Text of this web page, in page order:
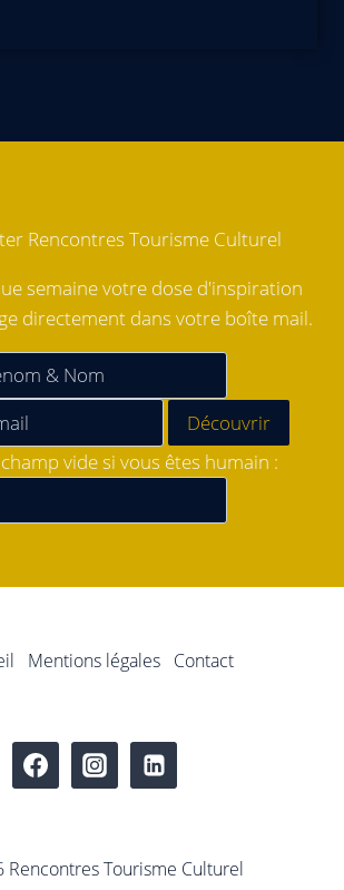
Rencontres Tourisme Culturel
semaine votre dose d'inspiration
directement dans votre boîte mail.
vide si vous êtes humain :
Mentions légales Contact
Tourisme Culturel